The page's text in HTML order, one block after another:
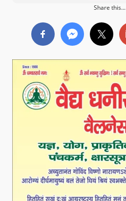
Share this...